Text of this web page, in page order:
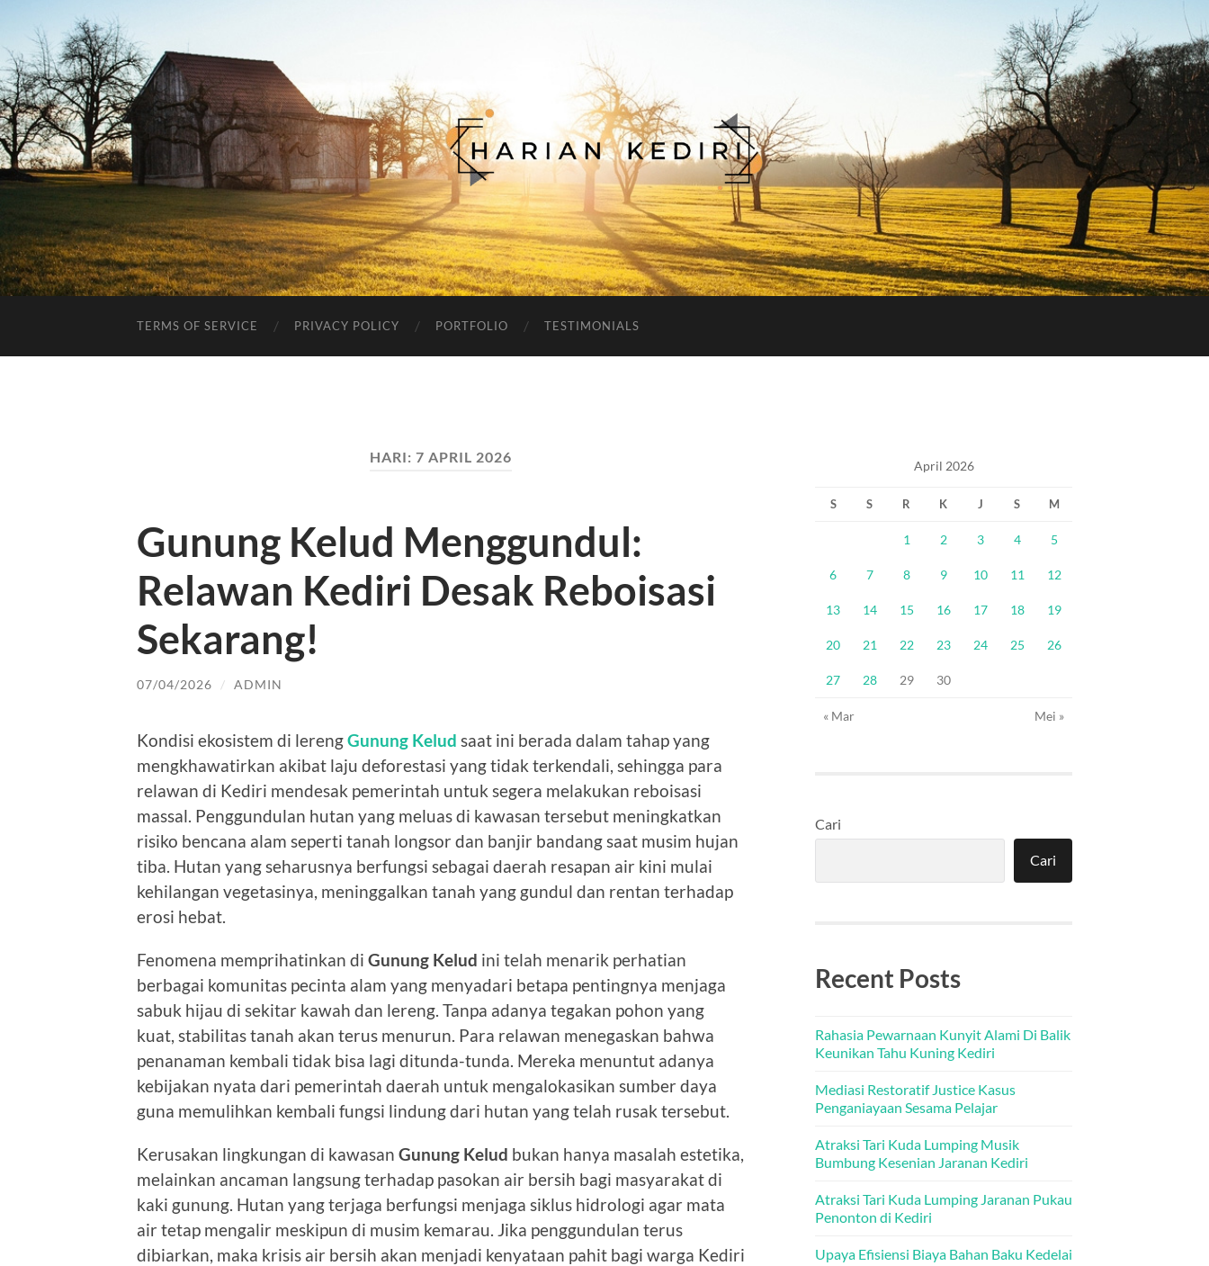
Harian
Kediri
TERMS OF SERVICE PRIVACY POLICY PORTFOLIO TESTIMONIALS
HARI: 7 APRIL 2026
Gunung Kelud Menggundul:
Relawan Kediri Desak Reboisasi
Sekarang!
07/04/2026 / ADMIN
Kondisi ekosistem di lerengGunung Kelud saat ini berada dalam tahap yang
mengkhawatirkan akibat laju deforestasi yang tidak terkendali, sehingga para
relawan di Kediri mendesak pemerintah untuk segera melakukan reboisasi
massal. Penggundulan hutan yang meluas di kawasan tersebut meningkatkan
risiko bencana alam seperti tanah longsor dan banjir bandang saat musim hujan
tiba. Hutan yang seharusnya berfungsi sebagai daerah resapan air kini mulai
kehilangan vegetasinya, meninggalkan tanah yang gundul dan rentan terhadap
erosi hebat.
Fenomena memprihatinkan di Gunung Kelud ini telah menarik perhatian
berbagai komunitas pecinta alam yang menyadari betapa pentingnya menjaga
sabuk hijau di sekitar kawah dan lereng. Tanpa adanya tegakan pohon yang
kuat, stabilitas tanah akan terus menurun. Para relawan menegaskan bahwa
penanaman kembali tidak bisa lagi ditunda-tunda. Mereka menuntut adanya
kebijakan nyata dari pemerintah daerah untuk mengalokasikan sumber daya
guna memulihkan kembali fungsi lindung dari hutan yang telah rusak tersebut.
Kerusakan lingkungan di kawasan Gunung Kelud bukan hanya masalah estetika,
melainkan ancaman langsung terhadap pasokan air bersih bagi masyarakat di
kaki gunung. Hutan yang terjaga berfungsi menjaga siklus hidrologi agar mata
air tetap mengalir meskipun di musim kemarau. Jika penggundulan terus
dibiarkan, maka krisis air bersih akan menjadi kenyataan pahit bagi warga Kediri
April 2026
S S R K J S M
1 2 3 4 5
6 7 8 9 10 11 12
13 14 15 16 17 18 19
20 21 22 23 24 25 26
27 28 29 30
« Mar Mei »
Cari
Cari
Recent Posts
Rahasia Pewarnaan Kunyit Alami Di Balik
Keunikan Tahu Kuning Kediri
Mediasi Restoratif Justice Kasus
Penganiayaan Sesama Pelajar
Atraksi Tari Kuda Lumping Musik
Bumbung Kesenian Jaranan Kediri
Atraksi Tari Kuda Lumping Jaranan Pukau
Penonton di Kediri
Upaya Efisiensi Biaya Bahan Baku Kedelai